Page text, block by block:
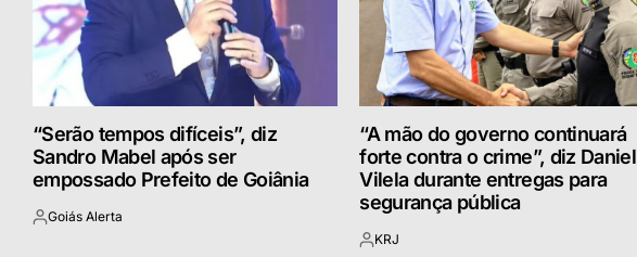
“Serão tempos difíceis”, diz
Sandro Mabel após ser
empossado Prefeito de Goiânia
Postado
Goiás Alerta
“A mão do governo continuará
forte contra o crime”, diz Daniel
Vilela durante entregas para
segurança pública
Postado
KRJ